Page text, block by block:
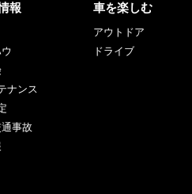
報
ナンス
事故
車を楽しむ
アウトドア
ドライブ